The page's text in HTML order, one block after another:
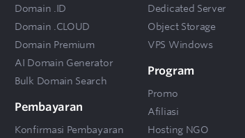
Domain .ID
Domain .CLOUD
Domain Premium
AI Domain Generator
Bulk Domain Search
Pembayaran
Konfirmasi Pembayaran
Dedicated Server
Object Storage
VPS Windows
Program
Promo
Afiliasi
Hosting NGO